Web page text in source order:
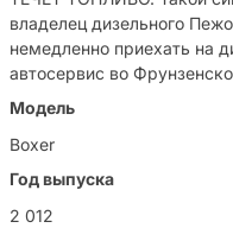
владелец дизельного
немедленно приехать на
автосервис во
Модель
Boxer
Год выпуска
2 012